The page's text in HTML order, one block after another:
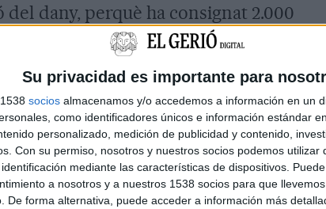
Su privacidad es importante para
socios almacenamos y/o accedemos a información en un
como identificadores únicos e información estándar
personalizado, medición de publicidad y contenido,
Con su permiso, nosotros y nuestros socios podemos utilizar
mediante las características de dispositivos.
a nosotros y a nuestros 1538 socios para que
De forma alternativa, puede acceder a información más
dany, perquè ha consignat 2.000
euros d'indemnització que haurà
dany moral causat.
quals s'enfrontava, que sumaven
la conformitat, la secció tercera
condemnat a 4 anys i 7 mesos de
sexual a menor